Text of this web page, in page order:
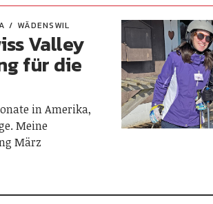
WÄDENSWIL
Valley
für die
in Amerika,
Meine
März